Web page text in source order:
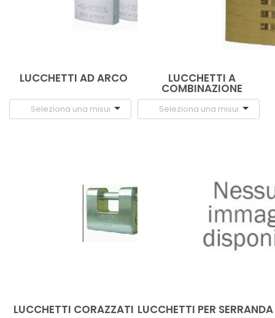
LUCCHETTI AD ARCO LUCCHETTI A
COMBINAZIONE
LUCCHETTI CORAZZATI LUCCHETTI PER SERRANDA